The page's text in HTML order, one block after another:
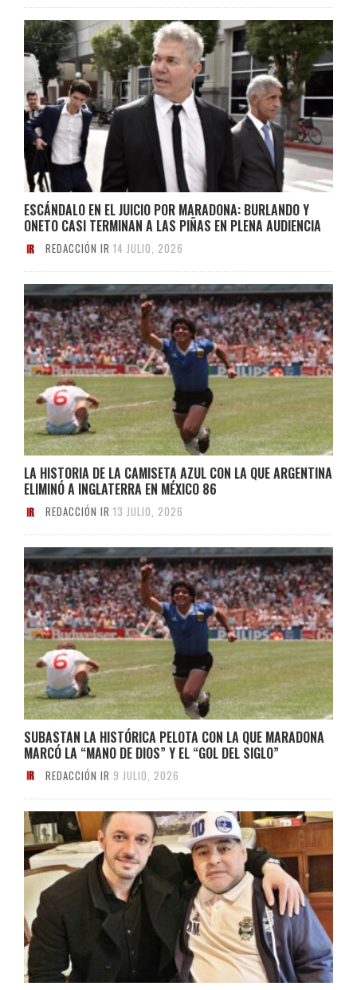
ESCÁNDALO EN EL JUICIO POR MARADONA: BURLANDO Y
ONETO CASI TERMINAN A LAS PIÑAS EN PLENA AUDIENCIA
REDACCIÓN IR 14 JULIO, 2026
LA HISTORIA DE LA CAMISETA AZUL CON LA QUE ARGENTINA
ELIMINÓ A INGLATERRA EN MÉXICO 86
REDACCIÓN IR 13 JULIO, 2026
SUBASTAN LA HISTÓRICA PELOTA CON LA QUE MARADONA
MARCÓ LA “MANO DE DIOS” Y EL “GOL DEL SIGLO”
REDACCIÓN IR 9 JULIO, 2026